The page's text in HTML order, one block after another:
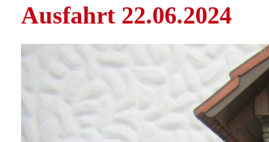
Ausfahrt 22.06.2024